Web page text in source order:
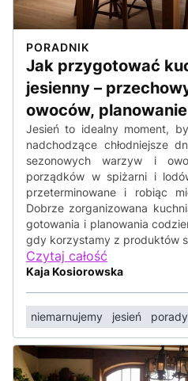
PORADNIK
Jak przygotować
jesienny –
owoców, planowanie
Jesień to idealny moment,
nadchodzące chłodniejsze
sezonowych warzyw i
porządków w spiżarni i
przeterminowane i robiąc
Dobrze zorganizowana
gotowania i planowania
gdy korzystamy z produktów
Czytaj całość
Kaja Kosiorowska
niemarnujemy jesień porady